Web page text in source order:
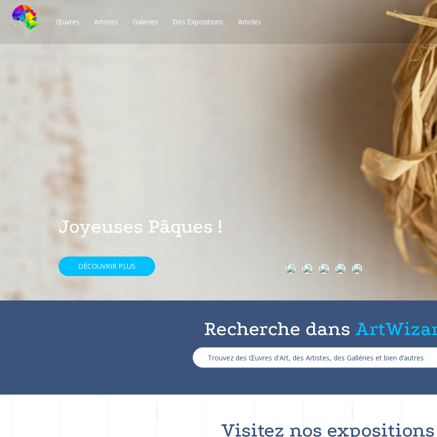
Œuvres Artistes Galeries Des Expositions Articles
Des milliers de possibilités, obtenez les
avec une réduction de 25%
DÉCOUVRIR PLUS
Recherche dans
Visitez nos expositions